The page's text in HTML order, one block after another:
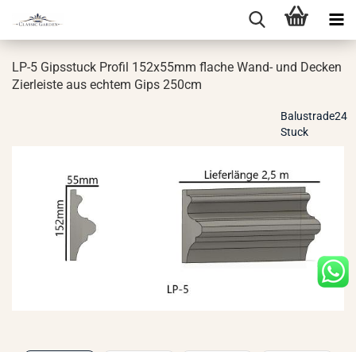
LP-5 Gips­stuck Pro­fil 152x55mm fla­che Wand- und De­cken
Zier­leis­te aus ech­tem Gips 250cm
Balustrade24
Stuck